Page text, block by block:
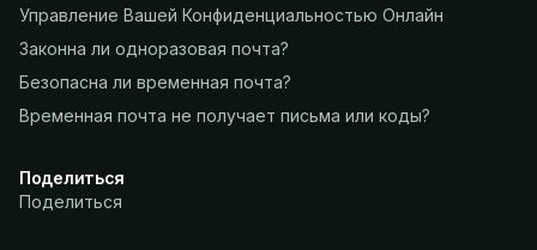
Управление Вашей Конфиденциальностью Онлайн
Законна ли одноразовая почта?
Безопасна ли временная почта?
Временная почта не получает письма или коды?
Поделиться
Поделиться